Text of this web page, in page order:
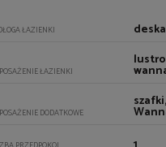
ŁAZIENKI
ŁAZIENKI
DODATKOWE